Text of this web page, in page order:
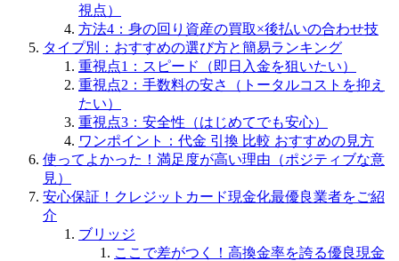
視点）
方法4：身の回り資産の買取×後払いの合わせ技
タイプ別：おすすめの選び方と簡易ランキング
重視点1：スピード（即日入金を狙いたい）
重視点2：手数料の安さ（トータルコストを抑え
たい）
重視点3：安全性（はじめてでも安心）
ワンポイント：代金 引換 比較 おすすめの見方
使ってよかった！満足度が高い理由（ポジティブな意
見）
安心保証！クレジットカード現金化最優良業者をご紹
介
ブリッジ
ここで差がつく！高換金率を誇る優良現金